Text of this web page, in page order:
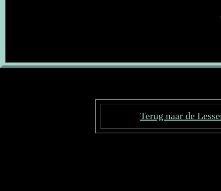
Terug naar de